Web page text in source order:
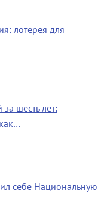
лотерея для
шесть лет:
себе Национальную